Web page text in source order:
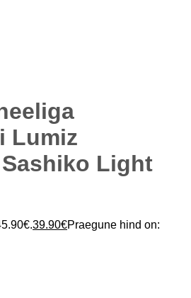
Lumiz
Light
39.90€Praegune hind on: